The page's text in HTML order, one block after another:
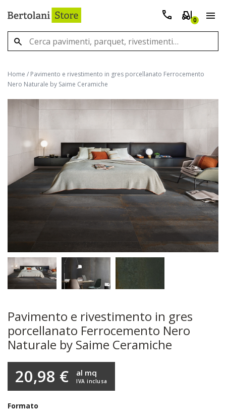
0
Home / Pavimento e rivestimento in gres porcellanato Ferrocemento
Nero Naturale by Saime Ceramiche
Pavimento e rivestimento in gres
porcellanato Ferrocemento Nero
Naturale by Saime Ceramiche
20,98 € IVA inclusa
al mq
Formato